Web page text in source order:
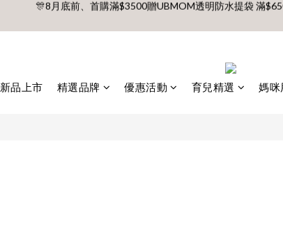
🎊8月底前、首購滿$3500贈UBMOM透明防水提袋 滿
新品上市 精選品牌 優惠活動 育兒精選 媽咪